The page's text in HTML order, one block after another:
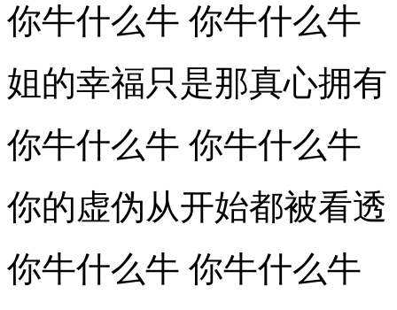
你牛什么牛 你牛什么牛
姐的幸福只是那真心拥有
你牛什么牛 你牛什么牛
你的虚伪从开始都被看透
你牛什么牛 你牛什么牛